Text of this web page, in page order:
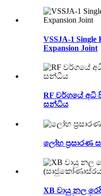
VSSJA-1 Single
Expansion Joint
RF වර්ගයේ අධි
සන්ධිය
ලෝහ ප්‍රසාරණ
XB වායු නල